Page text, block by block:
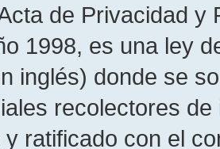
de Privacidad
1998, es una ley
inglés) donde se
recolectores
ratificado con el